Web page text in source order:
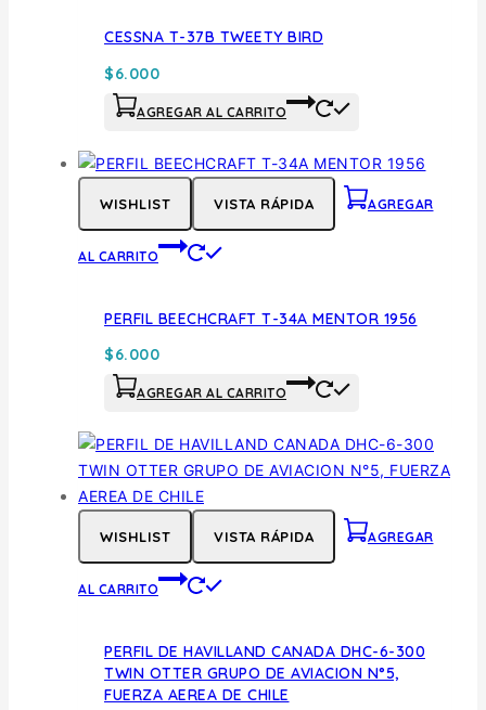
CESSNA T-37B TWEETY BIRD
$6.000
AGREGAR AL CARRITO
WISHLIST VISTA RÁPIDA AGREGAR
AL CARRITO
PERFIL BEECHCRAFT T-34A MENTOR 1956
$6.000
AGREGAR AL CARRITO
WISHLIST VISTA RÁPIDA AGREGAR
AL CARRITO
PERFIL DE HAVILLAND CANADA DHC-6-300
TWIN OTTER GRUPO DE AVIACION N°5,
FUERZA AEREA DE CHILE